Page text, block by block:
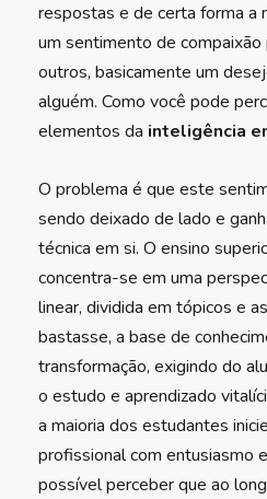
respostas e de certa forma a
um sentimento de
outros, basicamente um
alguém. Como você pode
elementos da inteligência
O problema é que este
sendo deixado de lado e
técnica em si. O ensino
concentra-se em uma
linear, dividida em tópicos e
bastasse, a base de
transformação, exigindo do
o estudo e aprendizado
a maioria dos estudantes
profissional com entusiasmo
possível perceber que ao